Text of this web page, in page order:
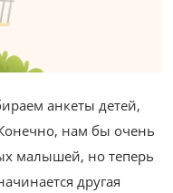
анкеты детей,
нам бы очень
малышей, но теперь
другая